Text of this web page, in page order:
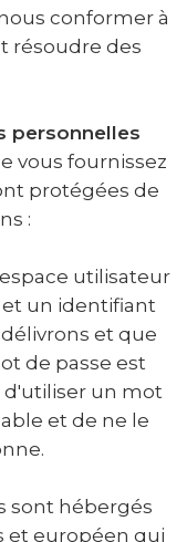
conformer à
résoudre des
personnelles
vous fournissez
protégées de
:
utilisateur
un identifiant
et que
de passe est
d'utiliser un mot
et de ne le
sont hébergés
et européen qui